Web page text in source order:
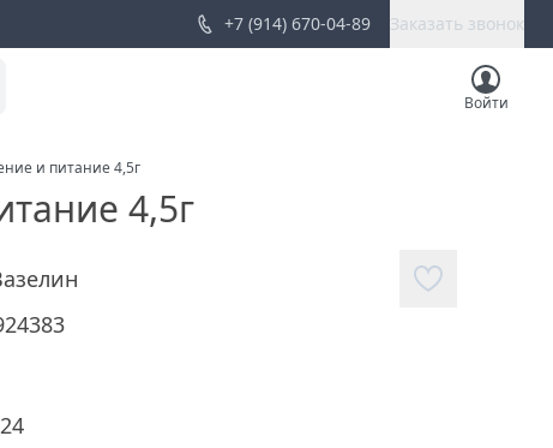
+7 (914) 670-04-89 Заказать звонок
Войти
и питание 4,5г
4,5г
24